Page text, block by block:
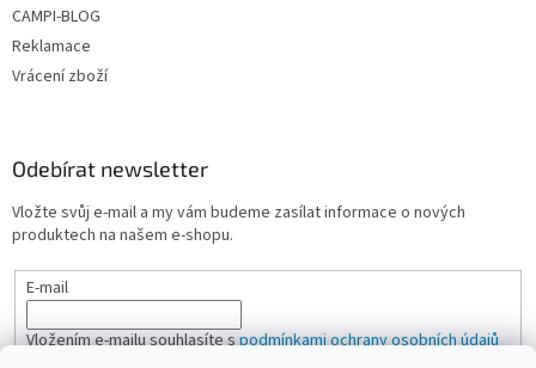
CAMPI-BLOG
Reklamace
Vrácení zboží
Odebírat newsletter
Vložte svůj e-mail a my vám budeme zasílat informace o nových
produktech na našem e-shopu.
E-mail
Vložením e-mailu souhlasíte spodmínkami ochrany osobních údajů